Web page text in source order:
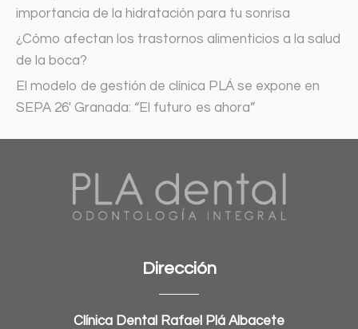
importancia de la hidratación para tu sonrisa
¿Cómo afectan los trastornos alimenticios a la salud
de la boca?
El modelo de gestión de clínica PLÁ se expone en
SEPA 26′ Granada: “El futuro es ahora”
Dirección
Clínica Dental Rafael Plá Albacete